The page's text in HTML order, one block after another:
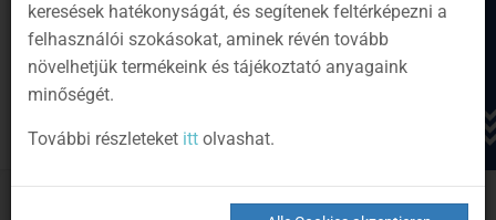
keresések hatékonyságát, és segítenek feltérképezni a
felhasználói szokásokat, aminek révén tovább
növelhetjük termékeink és tájékoztató anyagaink
minőségét.
További részleteket ittolvashat.